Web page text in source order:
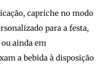
capriche no modo
para a festa,
ainda em
a bebida à disposição